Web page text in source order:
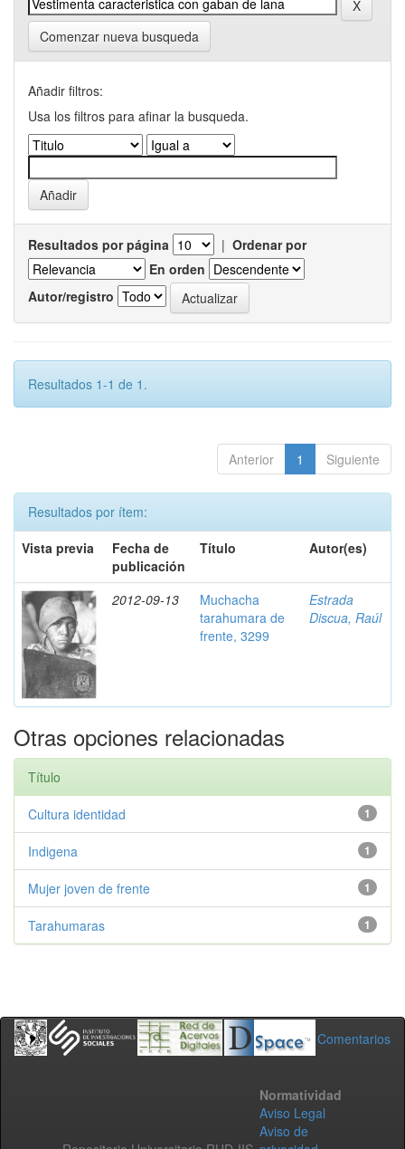
Comenzar nueva busqueda
Añadir filtros:
Usa los filtros para afinar la busqueda.
Resultados por página | Ordenar por
En orden
Autor/registro
Resultados 1-1 de 1.
Anterior 1 Siguiente
Resultados por ítem:
Vista previa
Fecha de
publicación
Título Autor(es)
2012-09-13
Muchacha
tarahumara de
frente, 3299
Estrada
Discua, Raúl
Otras opciones relacionadas
Título
1
Cultura identidad
1
Indigena
1
Mujer joven de frente
1
Tarahumaras
Comentarios
Normatividad
Aviso Legal
Aviso de